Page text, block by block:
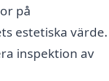
på
estetiska värde.
inspektion av